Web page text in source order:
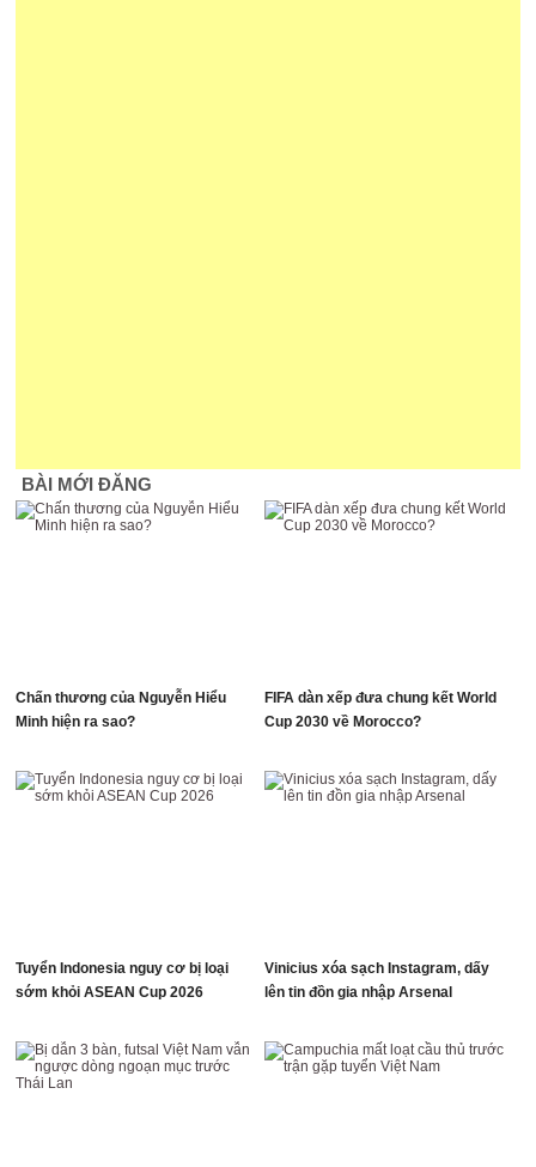
BÀI MỚI ĐĂNG
Chấn thương của Nguyễn Hiểu
Minh hiện ra sao?
FIFA dàn xếp đưa chung kết World
Cup 2030 về Morocco?
Tuyển Indonesia nguy cơ bị loại
sớm khỏi ASEAN Cup 2026
Vinicius xóa sạch Instagram, dấy
lên tin đồn gia nhập Arsenal